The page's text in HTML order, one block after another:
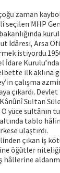
zaman
MHP
İdâresi, Arsa
İdare
ilk aklına
çalışma
çıkardı.
Sultan
O yüce sultânın
tablo
ulaştırdı.
çıkan iş
öğütler
hâllerine